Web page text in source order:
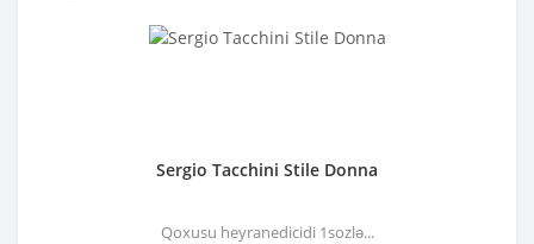
Sergio Tacchini Stile Donna
Qoxusu heyranedicidi 1sozlə...